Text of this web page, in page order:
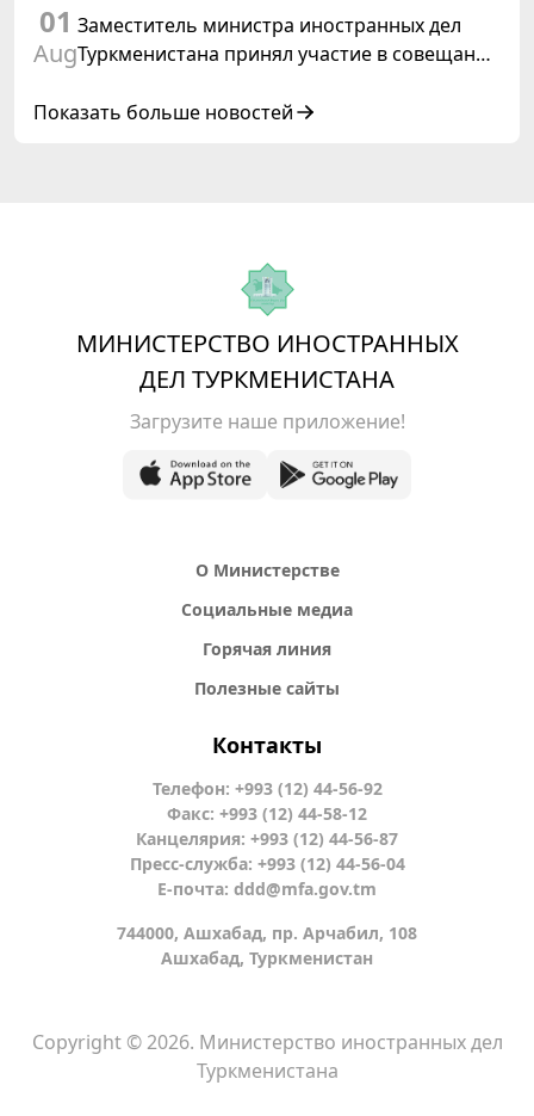
Туркменистаном
01
Aug
Заместитель министра иностранных дел
Туркменистана принял участие в совещании
сотрудничества «Центральная Азия –
Показать больше новостей
МИНИСТЕРСТВО ИНОСТРАННЫХ
ДЕЛ ТУРКМЕНИСТАНА
Загрузите наше приложение!
О Министерстве
Социальные медиа
Горячая линия
Полезные сайты
Контакты
Телефон: +993 (12) 44-56-92
Факс: +993 (12) 44-58-12
Канцелярия: +993 (12) 44-56-87
Пресс-служба: +993 (12) 44-56-04
Е-почта: ddd@mfa.gov.tm
744000, Ашхабад, пр. Арчабил, 108
Ашхабад, Туркменистан
Copyright © 2026. Министерство иностранных дел
Туркменистана